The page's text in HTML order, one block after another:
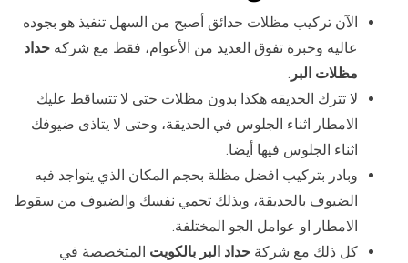
الآن تركيب مظلات حدائق أصبح من السهل تنفيذ هو بجوده
عاليه وخبرة تفوق العديد من الأعوام، فقط مع شركه حداد
مظلات البر .
لا تترك الحديقه هكذا بدون مظلات حتى لا تتساقط عليك
الامطار اثناء الجلوس في الحديقة، وحتى لا يتاذى ضيوفك
اثناء الجلوس فيها أيضا.
وبادر بتركيب افضل مظلة بحجم المكان الذي يتواجد فيه
الضيوف بالحديقة، وبذلك تحمي نفسك والضيوف من سقوط
الامطار او عوامل الجو المختلفة.
كل ذلك مع شركة حداد البر بالكويت المتخصصة في